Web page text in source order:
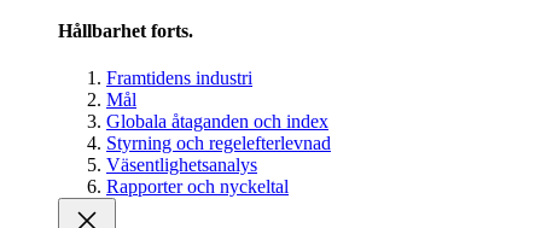
Hållbarhet forts.
Framtidens industri
Mål
Globala åtaganden och index
Styrning och regelefterlevnad
Väsentlighetsanalys
Rapporter och nyckeltal